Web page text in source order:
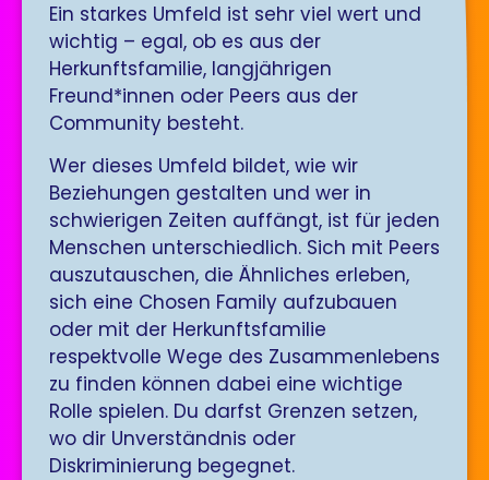
Ein starkes Umfeld ist sehr viel wert und
wichtig – egal, ob es aus der
Herkunftsfamilie, langjährigen
Freund*innen oder Peers aus der
Community besteht.
Wer dieses Umfeld bildet, wie wir
Beziehungen gestalten und wer in
schwierigen Zeiten auffängt, ist für jeden
Menschen unterschiedlich. Sich mit Peers
auszutauschen, die Ähnliches erleben,
sich eine Chosen Family aufzubauen
oder mit der Herkunftsfamilie
respektvolle Wege des Zusammenlebens
zu finden können dabei eine wichtige
Rolle spielen. Du darfst Grenzen setzen,
wo dir Unverständnis oder
Diskriminierung begegnet.